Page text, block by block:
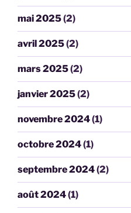
mai 2025(2)
avril 2025(2)
mars 2025(2)
janvier 2025(2)
novembre 2024(1)
octobre 2024(1)
septembre 2024(2)
août 2024(1)